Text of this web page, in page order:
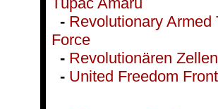
- Revolutionary Armed
Force
- Revolutionären Zellen
- United Freedom Front